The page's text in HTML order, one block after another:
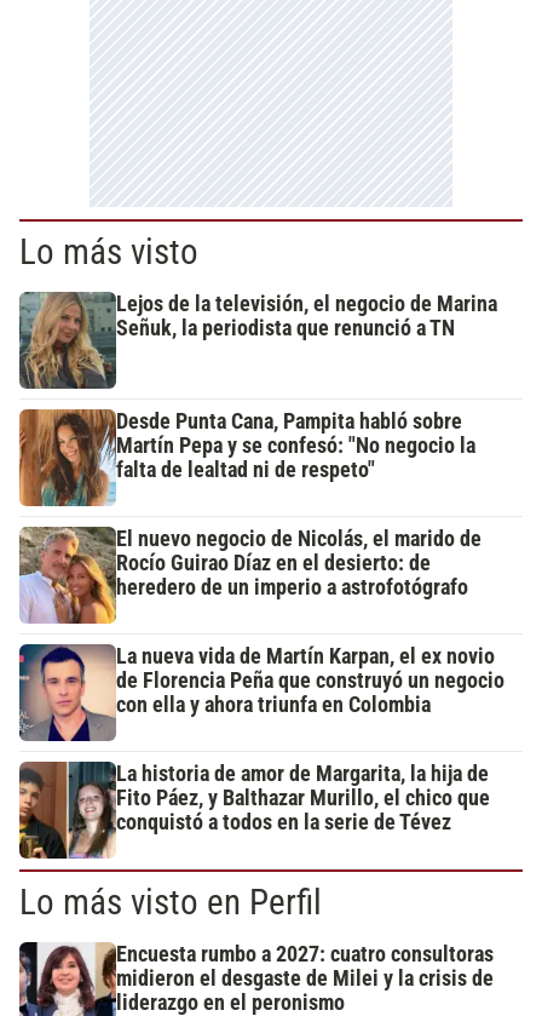
Lo más visto
Lejos de la televisión, el negocio de Marina
Señuk, la periodista que renunció a TN
Desde Punta Cana, Pampita habló sobre
Martín Pepa y se confesó: "No negocio la
falta de lealtad ni de respeto"
El nuevo negocio de Nicolás, el marido de
Rocío Guirao Díaz en el desierto: de
heredero de un imperio a astrofotógrafo
La nueva vida de Martín Karpan, el ex novio
de Florencia Peña que construyó un negocio
con ella y ahora triunfa en Colombia
La historia de amor de Margarita, la hija de
Fito Páez, y Balthazar Murillo, el chico que
conquistó a todos en la serie de Tévez
Lo más visto en Perfil
Encuesta rumbo a 2027: cuatro consultoras
midieron el desgaste de Milei y la crisis de
liderazgo en el peronismo